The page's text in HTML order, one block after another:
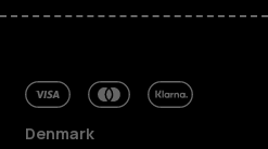
Denmark